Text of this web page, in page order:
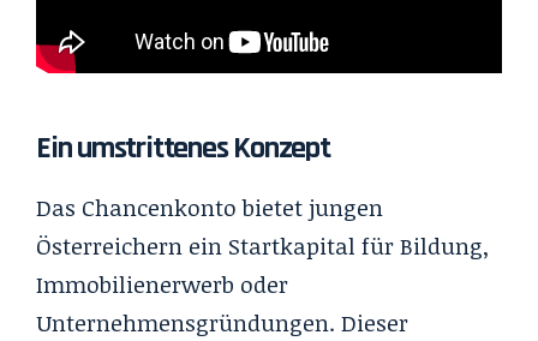
Ein umstrittenes Konzept
Das Chancenkonto bietet jungen
Österreichern ein Startkapital für Bildung,
Immobilienerwerb oder
Unternehmensgründungen. Dieser